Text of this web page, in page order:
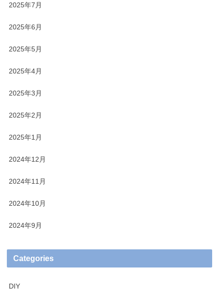
2025年7月
2025年6月
2025年5月
2025年4月
2025年3月
2025年2月
2025年1月
2024年12月
2024年11月
2024年10月
2024年9月
Categories
DIY